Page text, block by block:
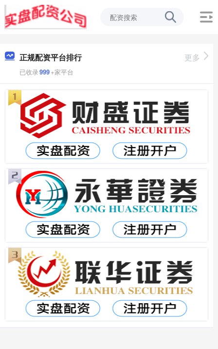
正规配资平台排行
已收录999+家平台
更多